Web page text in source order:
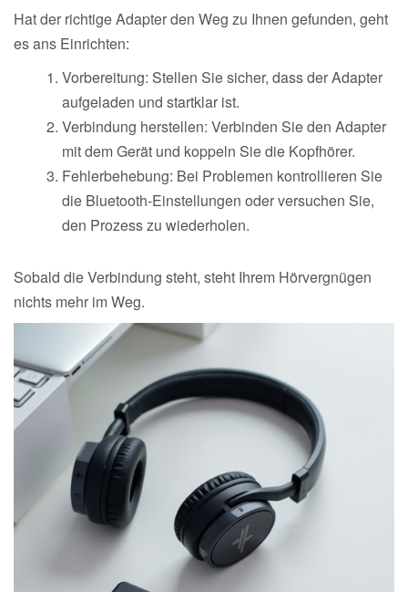
Hat der richtige Adapter den Weg zu Ihnen gefunden, geht
es ans Einrichten:
Vorbereitung: Stellen Sie sicher, dass der Adapter
aufgeladen und startklar ist.
Verbindung herstellen: Verbinden Sie den Adapter
mit dem Gerät und koppeln Sie die Kopfhörer.
Fehlerbehebung: Bei Problemen kontrollieren Sie
die Bluetooth-Einstellungen oder versuchen Sie,
den Prozess zu wiederholen.
Sobald die Verbindung steht, steht Ihrem Hörvergnügen
nichts mehr im Weg.